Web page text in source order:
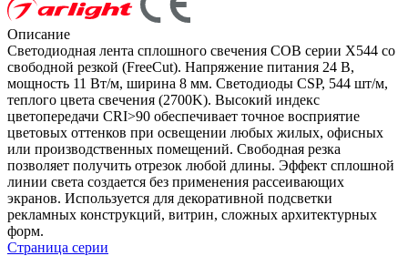
Описание
Светодиодная лента сплошного свечения COB серии X544 со
свободной резкой (FreeCut). Напряжение питания 24 В,
мощность 11 Вт/м, ширина 8 мм. Светодиоды CSP, 544 шт/м,
теплого цвета свечения (2700K). Высокий индекс
цветопередачи CRI>90 обеспечивает точное восприятие
цветовых оттенков при освещении любых жилых, офисных
или производственных помещений. Свободная резка
позволяет получить отрезок любой длины. Эффект сплошной
линии света создается без применения рассеивающих
экранов. Используется для декоративной подсветки
рекламных конструкций, витрин, сложных архитектурных
форм.
Страница серии